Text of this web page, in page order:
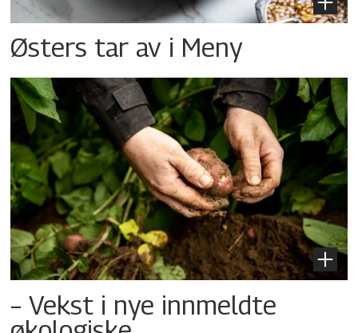
Østers tar av i Meny
– Vekst i nye innmeldte